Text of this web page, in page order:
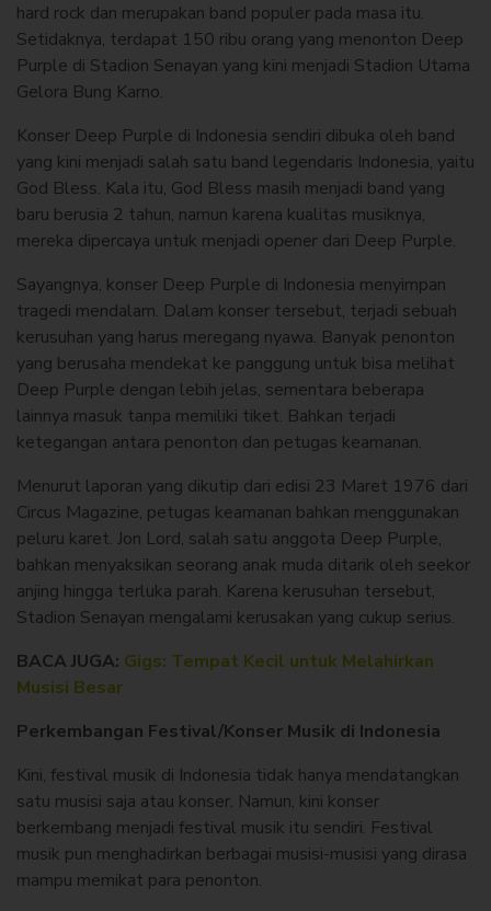
hard rock dan merupakan band populer pada masa itu.
Setidaknya, terdapat 150 ribu orang yang menonton Deep
Purple di Stadion Senayan yang kini menjadi Stadion Utama
Gelora Bung Karno.
Konser Deep Purple di Indonesia sendiri dibuka oleh band
yang kini menjadi salah satu band legendaris Indonesia, yaitu
God Bless. Kala itu, God Bless masih menjadi band yang
baru berusia 2 tahun, namun karena kualitas musiknya,
mereka dipercaya untuk menjadi opener dari Deep Purple.
Sayangnya, konser Deep Purple di Indonesia menyimpan
tragedi mendalam. Dalam konser tersebut, terjadi sebuah
kerusuhan yang harus meregang nyawa. Banyak penonton
yang berusaha mendekat ke panggung untuk bisa melihat
Deep Purple dengan lebih jelas, sementara beberapa
lainnya masuk tanpa memiliki tiket. Bahkan terjadi
ketegangan antara penonton dan petugas keamanan.
Menurut laporan yang dikutip dari edisi 23 Maret 1976 dari
Circus Magazine, petugas keamanan bahkan menggunakan
peluru karet. Jon Lord, salah satu anggota Deep Purple,
bahkan menyaksikan seorang anak muda ditarik oleh seekor
anjing hingga terluka parah. Karena kerusuhan tersebut,
Stadion Senayan mengalami kerusakan yang cukup serius.
BACA JUGA: Gigs: Tempat Kecil untuk Melahirkan
Musisi Besar
Perkembangan Festival/Konser Musik di Indonesia
Kini, festival musik di Indonesia tidak hanya mendatangkan
satu musisi saja atau konser. Namun, kini konser
berkembang menjadi festival musik itu sendiri. Festival
musik pun menghadirkan berbagai musisi-musisi yang dirasa
mampu memikat para penonton.